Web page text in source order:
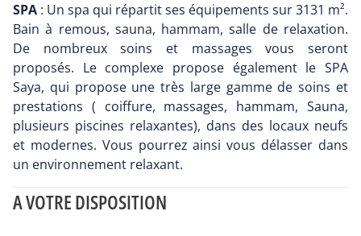
SPA : Un spa qui répartit ses équipements sur 3131 m².
Bain à remous, sauna, hammam, salle de relaxation.
De nombreux soins et massages vous seront
proposés. Le complexe propose également le SPA
Saya, qui propose une très large gamme de soins et
prestations ( coiffure, massages, hammam, Sauna,
plusieurs piscines relaxantes), dans des locaux neufs
et modernes. Vous pourrez ainsi vous délasser dans
un environnement relaxant.
A VOTRE DISPOSITION